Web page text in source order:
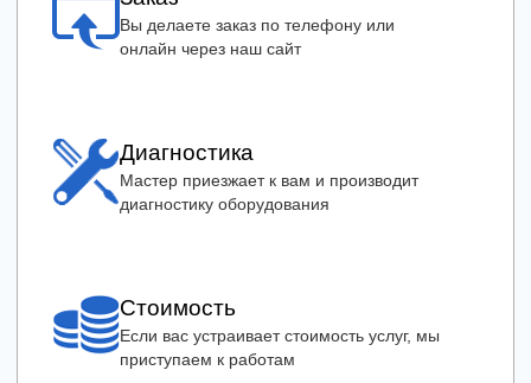
Вы делаете заказ по телефону или
онлайн через наш сайт
Диагностика
Мастер приезжает к вам и производит
диагностику оборудования
Стоимость
Если вас устраивает стоимость услуг, мы
приступаем к работам